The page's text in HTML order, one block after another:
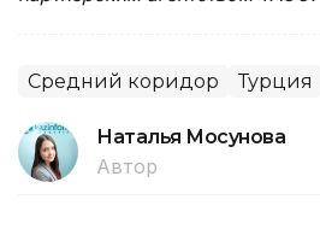
Средний коридор Турция
Наталья Мосунова
Автор